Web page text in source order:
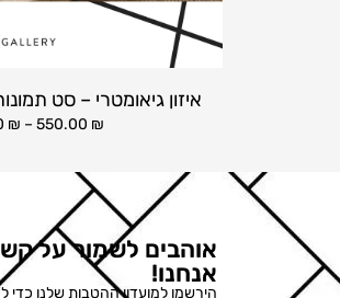
איזון גיאומטרי – סט
550.00 ₪
–
₪
אוהבים לשמור על
אנחנו!
הירשמו למועדון ההטבות שלנו כדי